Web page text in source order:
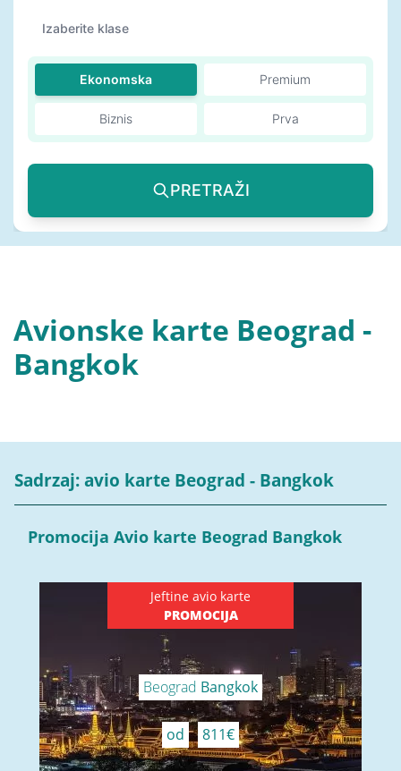
Izaberite klase
Ekonomska Premium
Biznis Prva
PRETRAŽI
Avionske karte Beograd -
Bangkok
Sadrzaj: avio karte Beograd - Bangkok
Promocija Avio karte Beograd Bangkok
Jeftine avio karte
PROMOCIJA
Beograd Bangkok
od 811€